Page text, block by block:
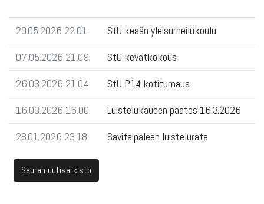
20.05.2026 22.01
StU kesän yleisurheilukoulu
07.05.2026 21.09
StU kevätkokous
26.03.2026 21.04
StU P14 kotiturnaus
16.03.2026 16.00
Luistelukauden päätös 16.3.2026
28.01.2026 23.18
Savitaipaleen luistelurata
Seuran uutisarkisto